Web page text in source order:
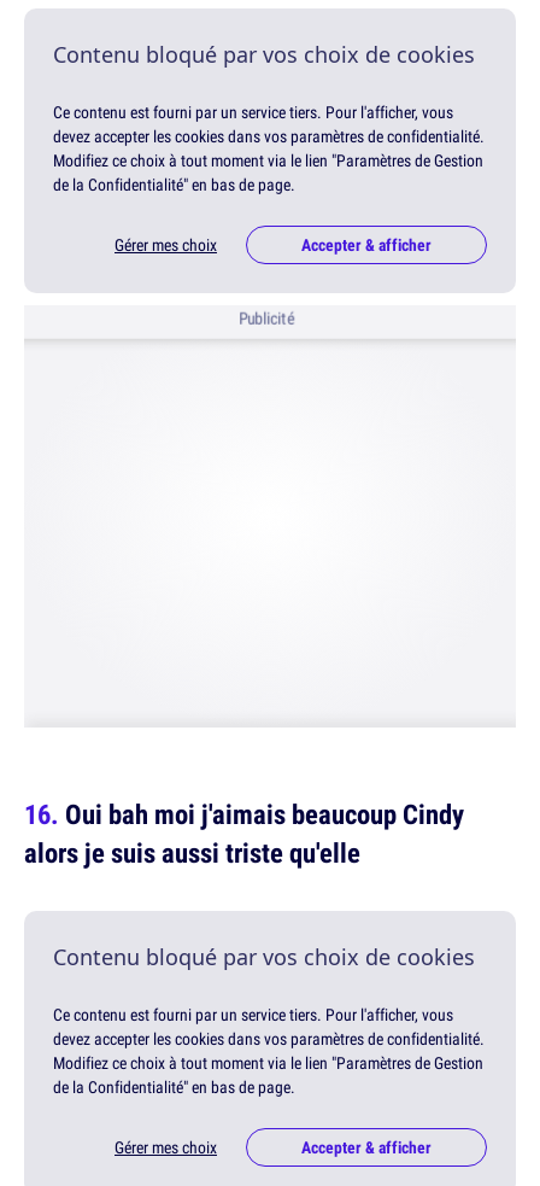
Contenu bloqué par vos choix de cookies
Ce contenu est fourni par un service tiers. Pour l'afficher, vous
devez accepter les cookies dans vos paramètres de confidentialité.
Modifiez ce choix à tout moment via le lien "Paramètres de Gestion
de la Confidentialité" en bas de page.
Gérer mes choix Accepter & afficher
Publicité
Oui bah moi j'aimais beaucoup Cindy
alors je suis aussi triste qu'elle
Contenu bloqué par vos choix de cookies
Ce contenu est fourni par un service tiers. Pour l'afficher, vous
devez accepter les cookies dans vos paramètres de confidentialité.
Modifiez ce choix à tout moment via le lien "Paramètres de Gestion
de la Confidentialité" en bas de page.
Gérer mes choix Accepter & afficher